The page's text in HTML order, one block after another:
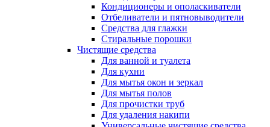
Кондиционеры и ополаскиватели
Отбеливатели и пятновыводители
Средства для глажки
Стиральные порошки
Чистящие средства
Для ванной и туалета
Для кухни
Для мытья окон и зеркал
Для мытья полов
Для прочистки труб
Для удаления накипи